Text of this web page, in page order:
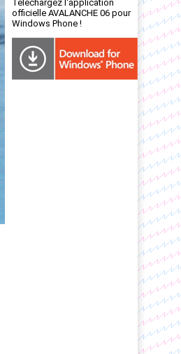
Téléchargez l'application
officielle AVALANCHE 06 pour
Windows Phone !